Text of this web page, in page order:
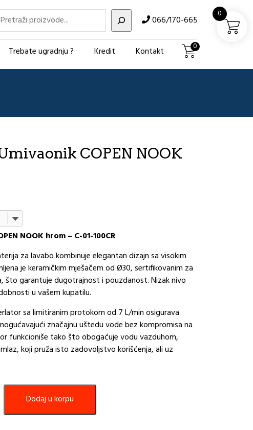
Pretraži 066/170-665
Trebate ugradnju ? Kredit Kontakt 0
COPEN NOOK
NOOK hrom – C-01-100CR
za lavabo kombinuje elegantan dizajn sa visokim
je keramičkim mješačem od Ø30, sertifikovanim za
što garantuje dugotrajnost i pouzdanost. Nizak nivo
u vašem kupatilu.
sa limitiranim protokom od 7 L/min osigurava
značajnu uštedu vode bez kompromisa na
funkcioniše tako što obogaćuje vodu vazduhom,
koji pruža isto zadovoljstvo korišćenja, ali uz
Dodaj u korpu
0